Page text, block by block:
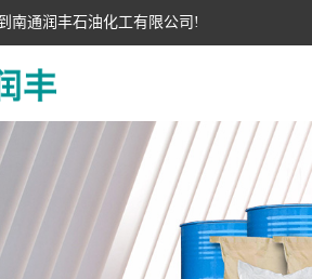
南通润丰石油化工有限公司!